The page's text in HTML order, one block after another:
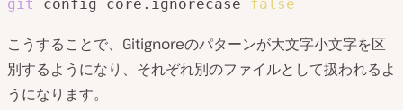
git config core.ignorecase false
こうすることで、Gitignoreのパターンが大文字小文字を区
別するようになり、それぞれ別のファイルとして扱われるよ
うになります。